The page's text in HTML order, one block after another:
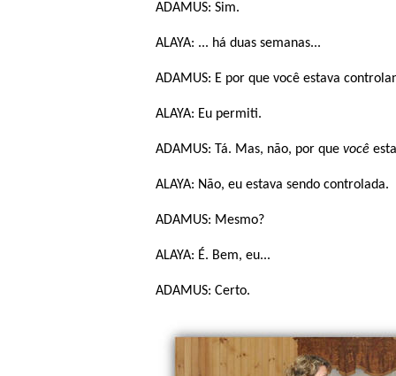
ADAMUS: Sim.
ALAYA: ... há duas semanas...
ADAMUS: E por que você estava
ALAYA: Eu permiti.
ADAMUS: Tá. Mas, não, por que você
ALAYA: Não, eu estava sendo controlada.
ADAMUS: Mesmo?
ALAYA: É. Bem, eu...
ADAMUS: Certo.